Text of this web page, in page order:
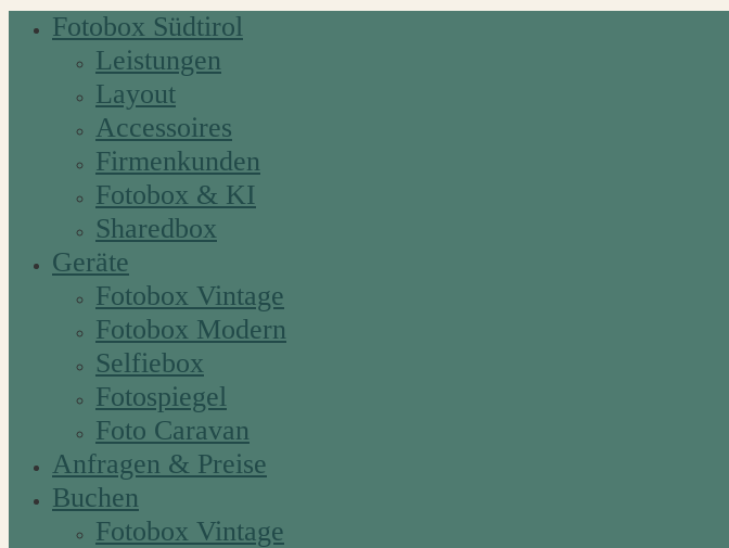
Fotobox Südtirol
Leistungen
Layout
Accessoires
Firmenkunden
Fotobox & KI
Sharedbox
Geräte
Fotobox Vintage
Fotobox Modern
Selfiebox
Fotospiegel
Foto Caravan
Anfragen & Preise
Buchen
Fotobox Vintage